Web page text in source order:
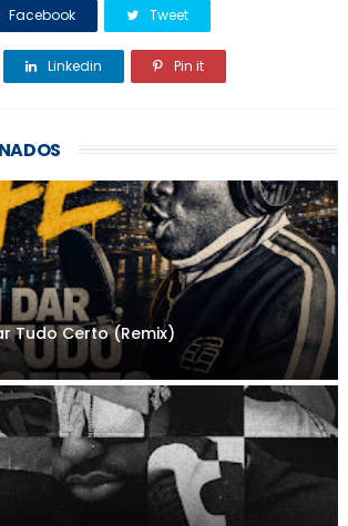
Facebook Tweet
Linkedin Pin it
Tudo Certo (Remix)